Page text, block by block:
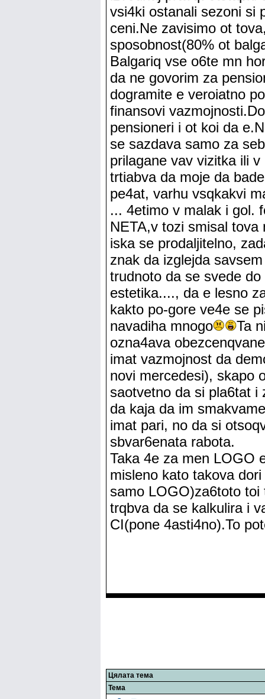
vsi4ki ostanali sezoni si
ceni.Ne zavisimo ot
sposobnost(80% ot
Balgariq vse o6te mn
da ne govorim za
dogramite e veroiatno
finansovi
pensioneri i ot koi da
se sazdava samo za
prilagane vav vizitka ili
trtiabva da moje da
pe4at, varhu vsqkakvi
... 4etimo v malak i gol.
NETA,v tozi smisal
iska se prodaljitelno,
znak da izglejda
trudnoto da se svede
estetika...., da e lesno
kakto po-gore ve4e se
navadiha mnogo
Ta
ozna4ava
imat vazmojnost da
novi mercedesi), skapo
saotvetno da si pla6tat i
da kaja da im
imat pari, no da si
sbvar6enata rabota.
Taka 4e za men LOGO
misleno kato takova
samo LOGO)za6toto
trqbva da se kalkulira i
CI(pone 4asti4no).To
Цялата тема
Тема